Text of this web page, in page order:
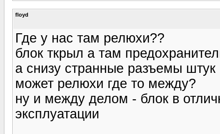
floyd
Где у нас там релюхи??
блок ткрыл а там
а снизу странные разъемы штук
может релюхи где то между?
ну и между делом - блок в
эксплуатации